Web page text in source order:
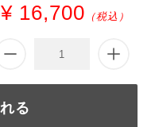
¥ 16,700 （税込）